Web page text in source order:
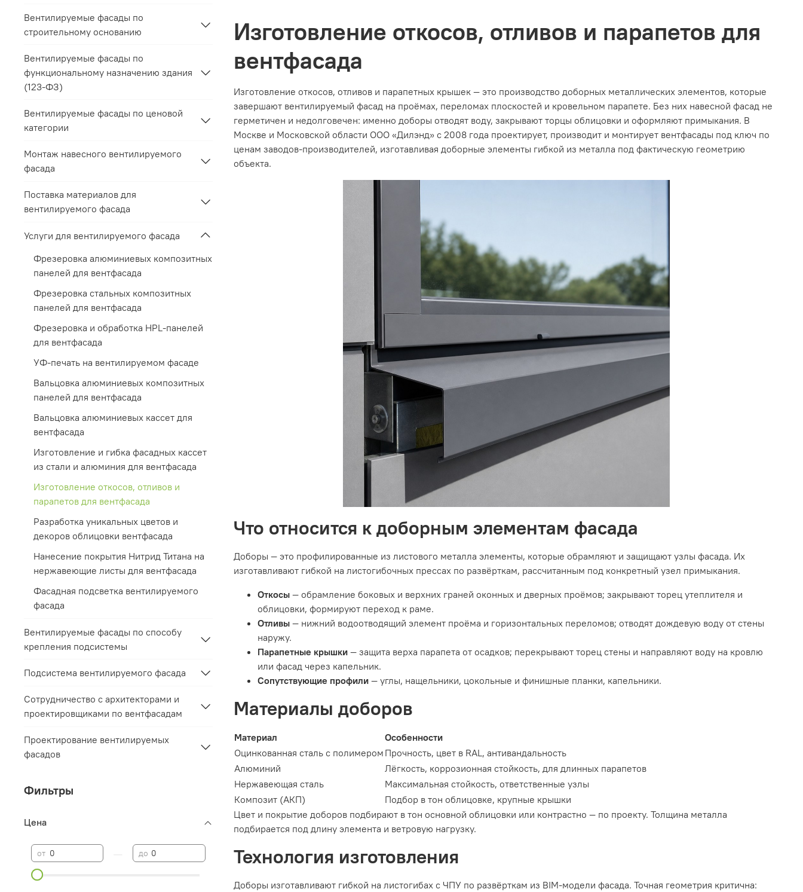
Изготовление откосов, отливов и парапетов для
вентфасада
Изготовление откосов, отливов и парапетных крышек — это производство доборных металлических элементов, которые
завершают вентилируемый фасад на проёмах, переломах плоскостей и кровельном парапете. Без них навесной фасад не
герметичен и недолговечен: именно доборы отводят воду, закрывают торцы облицовки и оформляют примыкания. В
Москве и Московской области ООО «Дилэнд» с 2008 года проектирует, производит и монтирует вентфасады под ключ по
ценам заводов-производителей, изготавливая доборные элементы гибкой из металла под фактическую геометрию
объекта.
Что относится к доборным элементам фасада
Доборы — это профилированные из листового металла элементы, которые обрамляют и защищают узлы фасада. Их
изготавливают гибкой на листогибочных прессах по развёрткам, рассчитанным под конкретный узел примыкания.
Откосы — обрамление боковых и верхних граней оконных и дверных проёмов; закрывают торец утеплителя и
облицовки, формируют переход к раме.
Отливы — нижний водоотводящий элемент проёма и горизонтальных переломов; отводят дождевую воду от стены
наружу.
Парапетные крышки — защита верха парапета от осадков; перекрывают торец стены и направляют воду на кровлю
или фасад через капельник.
Сопутствующие профили — углы, нащельники, цокольные и финишные планки, капельники.
Материалы доборов
Материал
Особенности
Оцинкованная сталь с полимером Прочность, цвет в RAL, антивандальность
Алюминий
Лёгкость, коррозионная стойкость, для длинных парапетов
Нержавеющая сталь
Максимальная стойкость, ответственные узлы
Композит (АКП)
Подбор в тон облицовке, крупные крышки
Цвет и покрытие доборов подбирают в тон основной облицовки или контрастно — по проекту. Толщина металла
подбирается под длину элемента и ветровую нагрузку.
Технология изготовления
Доборы изготавливают гибкой на листогибах с ЧПУ по развёрткам из BIM-модели фасада. Точная геометрия критична:
Вентилируемые фасады по
строительному основанию
Вентилируемые фасады по
функциональному назначению здания
(123-ФЗ)
Вентилируемые фасады по ценовой
категории
Монтаж навесного вентилируемого
фасада
Поставка материалов для
вентилируемого фасада
Услуги для вентилируемого фасада
Фрезеровка алюминиевых композитных
панелей для вентфасада
Фрезеровка стальных композитных
панелей для вентфасада
Фрезеровка и обработка HPL-панелей
для вентфасада
УФ-печать на вентилируемом фасаде
Вальцовка алюминиевых композитных
панелей для вентфасада
Вальцовка алюминиевых кассет для
вентфасада
Изготовление и гибка фасадных кассет
из стали и алюминия для вентфасада
Изготовление откосов, отливов и
парапетов для вентфасада
Разработка уникальных цветов и
декоров облицовки вентфасада
Нанесение покрытия Нитрид Титана на
нержавеющие листы для вентфасада
Фасадная подсветка вентилируемого
фасада
Вентилируемые фасады по способу
крепления подсистемы
Подсистема вентилируемого фасада
Сотрудничество с архитекторами и
проектировщиками по вентфасадам
Проектирование вентилируемых
фасадов
Фильтры
Цена
от до